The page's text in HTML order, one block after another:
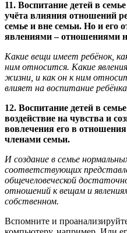
11. Воспитание детей в
учёта влияния отношений
семье и вне семьи. Но и его
явлениями – отношениями
Какие вещи имеет ребёнок,
ним относится. Какие
жизни, и как он к ним
влияет на воспитание
12. Воспитание детей в
воздействие на чувства и
вовлечения его в
членами семьи.
И создание в семье
соответствующих
общечеловеческой
отношений к вещам и
собственном.
Вспомните и